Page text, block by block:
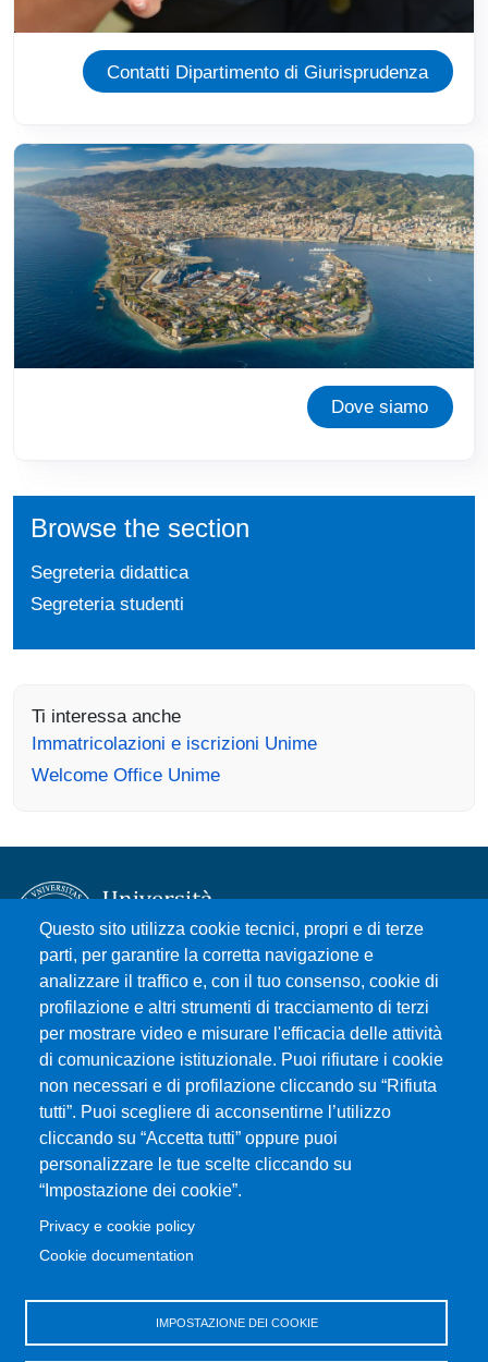
Contatti Dipartimento di Giurisprudenza
Immagine
Dove siamo
Browse the section
Segreteria didattica
Segreteria studenti
Ti interessa anche
Immatricolazioni e iscrizioni Unime
Welcome Office Unime
Questo sito utilizza cookie tecnici, propri e di terze
parti, per garantire la corretta navigazione e
analizzare il traffico e, con il tuo consenso, cookie di
profilazione e altri strumenti di tracciamento di terzi
per mostrare video e misurare l'efficacia delle attività
di comunicazione istituzionale. Puoi rifiutare i cookie
non necessari e di profilazione cliccando su “Rifiuta
tutti”. Puoi scegliere di acconsentirne l’utilizzo
cliccando su “Accetta tutti” oppure puoi
personalizzare le tue scelte cliccando su
“Impostazione dei cookie”.
Privacy e cookie policy
Cookie documentation
IMPOSTAZIONE DEI COOKIE
Università degli Studi di Messina
Piazza Pugliatti, 1 - 98122 Messina
Cod. Fiscale 80004070837
P.IVA 00724160833
Centralino: 090 676 1
MENÙ SOCIAL
MENÙ FOOTER 1
Contatti
Accessibility statement
Privacy and cookie policy